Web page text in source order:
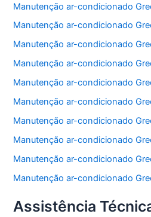
Manutenção ar-condicionado
Manutenção ar-condicionado
Manutenção ar-condicionado
Manutenção ar-condicionado
Manutenção ar-condicionado
Manutenção ar-condicionado
Manutenção ar-condicionado
Manutenção ar-condicionado
Manutenção ar-condicionado
Manutenção ar-condicionado
Assistência